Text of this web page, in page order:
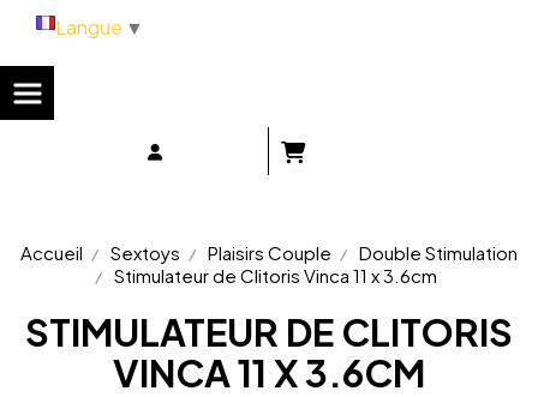
Accueil Sextoys Plaisirs Couple
Double Stimulation
Stimulateur de Clitoris Vinca 11 x 3.6cm
STIMULATEUR DE CLITORIS
VINCA 11 X 3.6CM
Langue ▼